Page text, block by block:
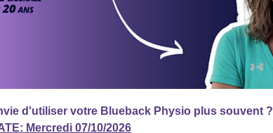
d'utiliser votre Blueback Physio plus souvent ?
Mercredi 07/10/2026